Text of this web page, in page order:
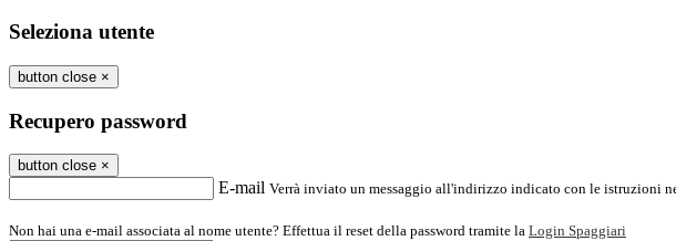
Seleziona utente
button close ×
Recupero password
button close ×
E-mail Verrà inviato un messaggio all'indirizzo indicato con le istruzioni
Non hai una e-mail associata al nome utente? Effettua il reset della password tramite la Login Spaggiari